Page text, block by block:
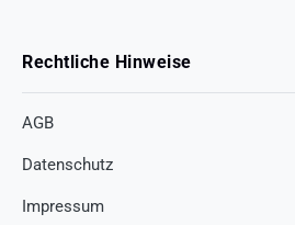
Rechtliche Hinweise
AGB
Datenschutz
Impressum